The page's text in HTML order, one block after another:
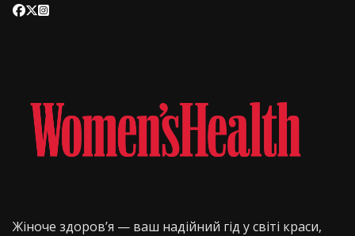
Жіноче здоров’я — ваш надійний гід у світі краси,